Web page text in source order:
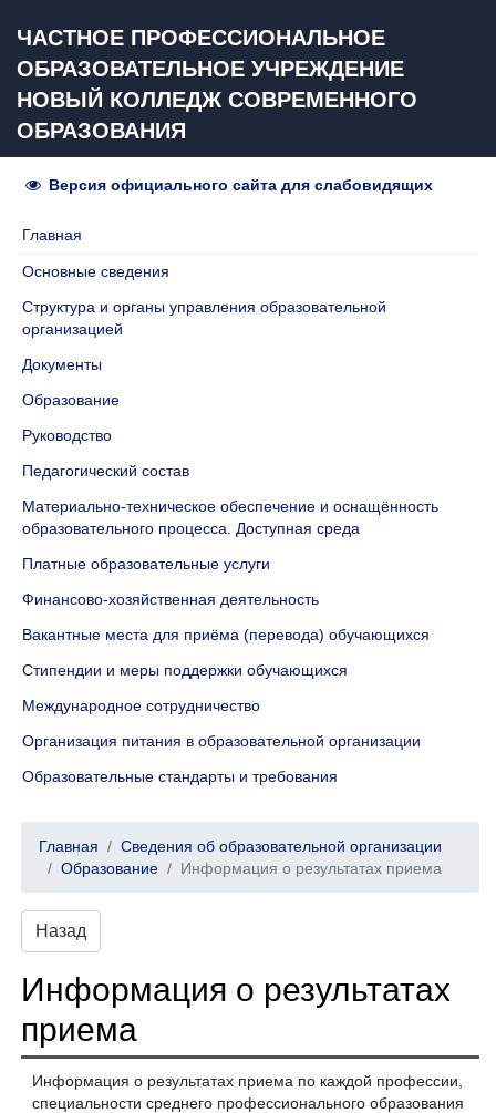
ЧАСТНОЕ ПРОФЕССИОНАЛЬНОЕ
ОБРАЗОВАТЕЛЬНОЕ УЧРЕЖДЕНИЕ
НОВЫЙ КОЛЛЕДЖ СОВРЕМЕННОГО
ОБРАЗОВАНИЯ
Версия официального сайта для слабовидящих
Главная
Основные сведения
Структура и органы управления образовательной
организацией
Документы
Образование
Руководство
Педагогический состав
Материально-техническое обеспечение и оснащённость
образовательного процесса. Доступная среда
Платные образовательные услуги
Финансово-хозяйственная деятельность
Вакантные места для приёма (перевода) обучающихся
Стипендии и меры поддержки обучающихся
Международное сотрудничество
Организация питания в образовательной организации
Образовательные стандарты и требования
Главная
Сведения об образовательной организации
Образование
Информация о результатах приема
Назад
Информация о результатах
приема
Информация о результатах приема по каждой профессии,
специальности среднего профессионального образования